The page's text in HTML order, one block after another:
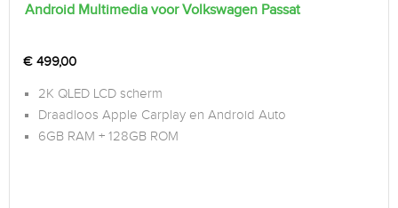
Android Multimedia voor Volkswagen Passat
€ 499,00
2K QLED LCD scherm
Draadloos Apple Carplay en Android Auto
6GB RAM + 128GB ROM